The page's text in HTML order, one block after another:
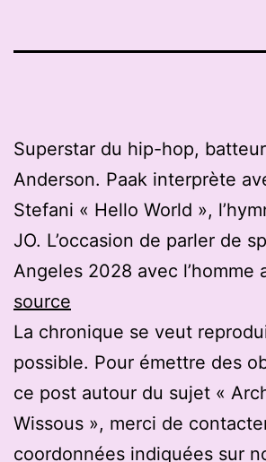
Superstar du hip-hop,
Anderson. Paak interprète
Stefani « Hello World »,
JO. L’occasion de parler de
Angeles 2028 avec l’homme
source
La chronique se veut
possible. Pour émettre des
ce post autour du sujet «
Wissous », merci de
coordonnées indiquées sur